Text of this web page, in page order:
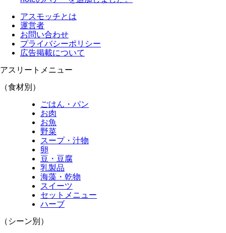
アスモッチとは
運営者
お問い合わせ
プライバシーポリシー
広告掲載について
アスリートメニュー
（食材別）
ごはん・パン
お肉
お魚
野菜
スープ・汁物
卵
豆・豆腐
乳製品
海藻・乾物
スイーツ
セットメニュー
ハーブ
（シーン別）